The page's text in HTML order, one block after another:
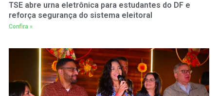
TSE abre urna eletrônica para estudantes do DF e
reforça segurança do sistema eleitoral
Confira »